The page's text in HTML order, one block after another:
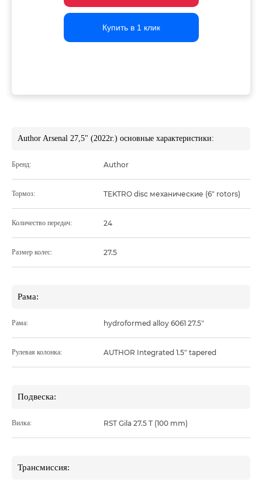
Купить в 1 клик
Купить в 1 клик
Купить в 1 клик
Author Arsenal 27,5" (2022г.) основные характеристики:
Бренд: Author
Тормоз: TEKTRO disc механические (6" rotors)
Количество передач: 24
Размер колес: 27.5
Рама:
Рама: hydroformed alloy 6061 27.5"
Рулевая колонка: AUTHOR Integrated 1.5" tapered
Подвеска:
Вилка: RST Gila 27.5 T (100 mm)
Трансмиссия: